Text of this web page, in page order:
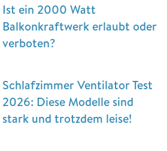
Ist ein 2000 Watt
Balkonkraftwerk erlaubt oder
verboten?
Schlafzimmer Ventilator Test
2026: Diese Modelle sind
stark und trotzdem leise!